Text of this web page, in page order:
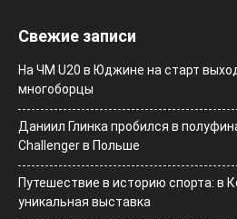
Свежие записи
На ЧМ U20 в Юджине на старт
многоборцы
Даниил Глинка пробился в
Challenger в Польше
Путешествие в историю спорта: в
уникальная выставка